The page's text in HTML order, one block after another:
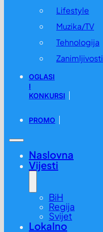
Lifestyle
Muzika/TV
Tehnologija
Zanimljivosti
OGLASI
I
KONKURSI
PROMO
Naslovna
Vijesti
BiH
Regija
Svijet
Lokalno